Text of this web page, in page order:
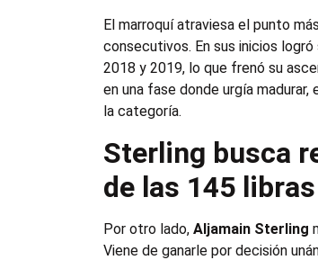
El marroquí atraviesa el punto
consecutivos. En sus inicios
2018 y 2019, lo que frenó su
en una fase donde urgía
la categoría.
Sterling busca
de las 145 libras
Por otro lado,Aljamain Sterling
Viene de ganarle por decisión